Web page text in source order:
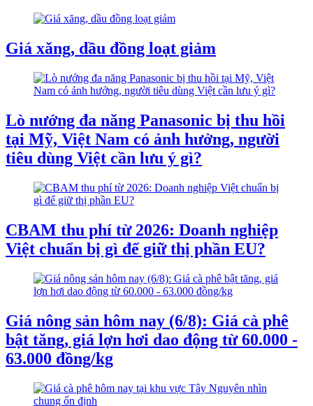
Giá xăng, dầu đồng loạt giảm
Lò nướng đa năng Panasonic bị thu hồi
tại Mỹ, Việt Nam có ảnh hưởng, người
tiêu dùng Việt cần lưu ý gì?
CBAM thu phí từ 2026: Doanh nghiệp
Việt chuẩn bị gì để giữ thị phần EU?
Giá nông sản hôm nay (6/8): Giá cà phê
bật tăng, giá lợn hơi dao động từ 60.000 -
63.000 đồng/kg